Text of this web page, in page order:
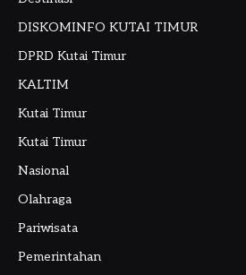
DISKOMINFO KUTAI TIMUR
DPRD Kutai Timur
KALTIM
Kutai Timur
Kutai Timur
Nasional
Olahraga
Pariwisata
Pemerintahan